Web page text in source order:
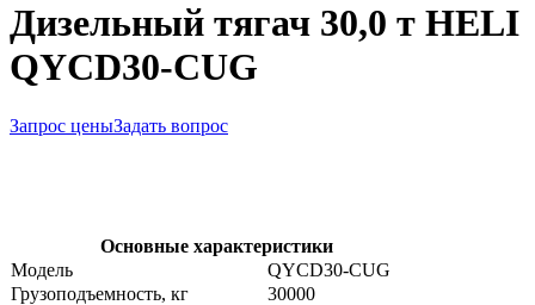
Дизельный тягач 30,0 т HELI
QYCD30-CUG
Запрос ценыЗадать вопрос
Основные характеристики
Модель
QYCD30-CUG
Грузоподъемность, кг
30000